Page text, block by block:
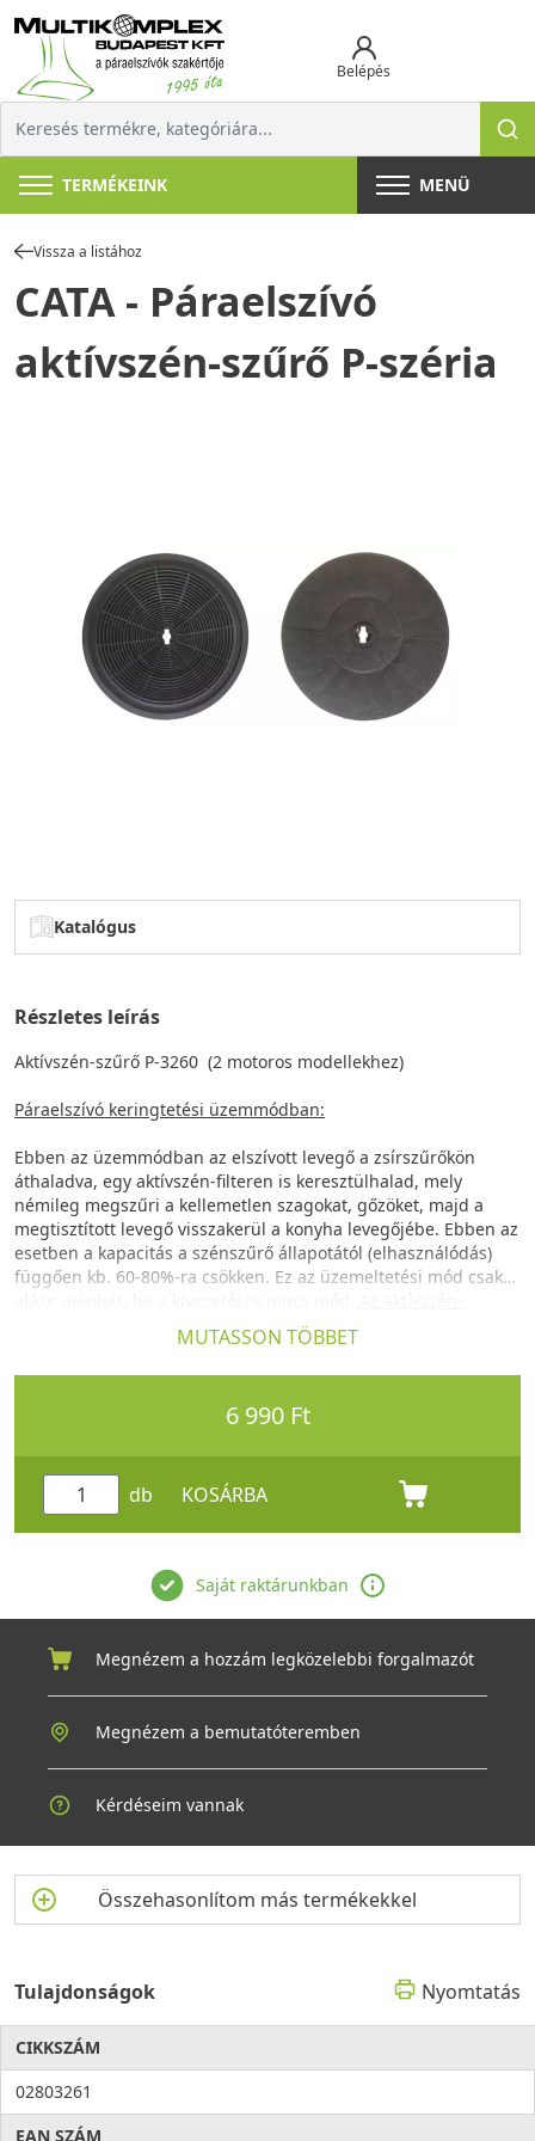
Belépés
TERMÉKEINK MENÜ
Vissza a listához
CATA - Páraelszívó
aktívszén-szűrő P-széria
Katalógus
Részletes leírás
Aktívszén-szűrő P-3260 (2 motoros modellekhez)
Páraelszívó keringtetési üzemmódban:
Ebben az üzemmódban az elszívott levegő a zsírszűrőkön
áthaladva, egy aktívszén-filteren is keresztülhalad, mely
némileg megszűri a kellemetlen szagokat, gőzöket, majd a
megtisztított levegő visszakerül a konyha levegőjébe. Ebben az
esetben a kapacitás a szénszűrő állapotától (elhasználódás)
függően kb. 60-80%-ra csökken. Ez az üzemeltetési mód csak
szűrőket használattól függően 3-6 havonta cserélni kell.
MUTASSON TÖBBET
6 990 Ft
db KOSÁRBA
Saját raktárunkban
Megnézem a hozzám legközelebbi forgalmazót
Megnézem a bemutatóteremben
Kérdéseim vannak
Összehasonlítom más termékekkel
Tulajdonságok Nyomtatás
CIKKSZÁM
02803261
EAN SZÁM